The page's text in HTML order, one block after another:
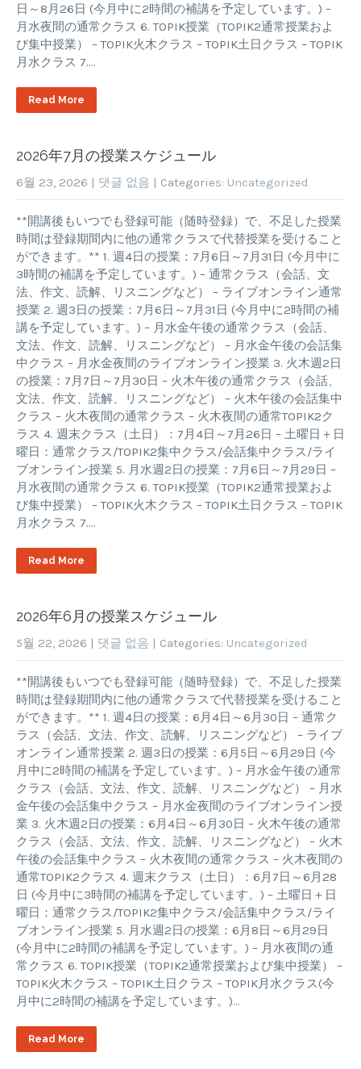
日～8月26日 (今月中に2時間の補講を予定しています。) –
月水夜間の通常クラス 6. TOPIK授業（TOPIK2通常授業およ
び集中授業） – TOPIK火木クラス – TOPIK土日クラス – TOPIK
月水クラス 7….
Read More
2026年7月の授業スケジュール
6월 23, 2026 | 댓글 없음 | Categories: Uncategorized
**開講後もいつでも登録可能（随時登録）で、不足した授業
時間は登録期間内に他の通常クラスで代替授業を受けること
ができます。** 1. 週4日の授業：7月6日～7月31日 (今月中に
3時間の補講を予定しています。) – 通常クラス（会話、文
法、作文、読解、リスニングなど） – ライブオンライン通常
授業 2. 週3日の授業：7月6日～7月31日 (今月中に2時間の補
講を予定しています。) – 月水金午後の通常クラス（会話、
文法、作文、読解、リスニングなど） – 月水金午後の会話集
中クラス – 月水金夜間のライブオンライン授業 3. 火木週2日
の授業：7月7日～7月30日 – 火木午後の通常クラス（会話、
文法、作文、読解、リスニングなど） – 火木午後の会話集中
クラス – 火木夜間の通常クラス – 火木夜間の通常TOPIK2ク
ラス 4. 週末クラス（土日）：7月4日～7月26日 – 土曜日＋日
曜日：通常クラス/TOPIK2集中クラス/会話集中クラス/ライ
ブオンライン授業 5. 月水週2日の授業：7月6日～7月29日 –
月水夜間の通常クラス 6. TOPIK授業（TOPIK2通常授業およ
び集中授業） – TOPIK火木クラス – TOPIK土日クラス – TOPIK
月水クラス 7….
Read More
2026年6月の授業スケジュール
5월 22, 2026 | 댓글 없음 | Categories: Uncategorized
**開講後もいつでも登録可能（随時登録）で、不足した授業
時間は登録期間内に他の通常クラスで代替授業を受けること
ができます。** 1. 週4日の授業：6月4日～6月30日 – 通常ク
ラス（会話、文法、作文、読解、リスニングなど） – ライブ
オンライン通常授業 2. 週3日の授業：6月5日～6月29日 (今
月中に2時間の補講を予定しています。) – 月水金午後の通常
クラス（会話、文法、作文、読解、リスニングなど） – 月水
金午後の会話集中クラス – 月水金夜間のライブオンライン授
業 3. 火木週2日の授業：6月4日～6月30日 – 火木午後の通常
クラス（会話、文法、作文、読解、リスニングなど） – 火木
午後の会話集中クラス – 火木夜間の通常クラス – 火木夜間の
通常TOPIK2クラス 4. 週末クラス（土日）：6月7日～6月28
日 (今月中に3時間の補講を予定しています。) – 土曜日＋日
曜日：通常クラス/TOPIK2集中クラス/会話集中クラス/ライ
ブオンライン授業 5. 月水週2日の授業：6月8日～6月29日
(今月中に2時間の補講を予定しています。) – 月水夜間の通
常クラス 6. TOPIK授業（TOPIK2通常授業および集中授業） –
TOPIK火木クラス – TOPIK土日クラス – TOPIK月水クラス(今
月中に2時間の補講を予定しています。)…
Read More